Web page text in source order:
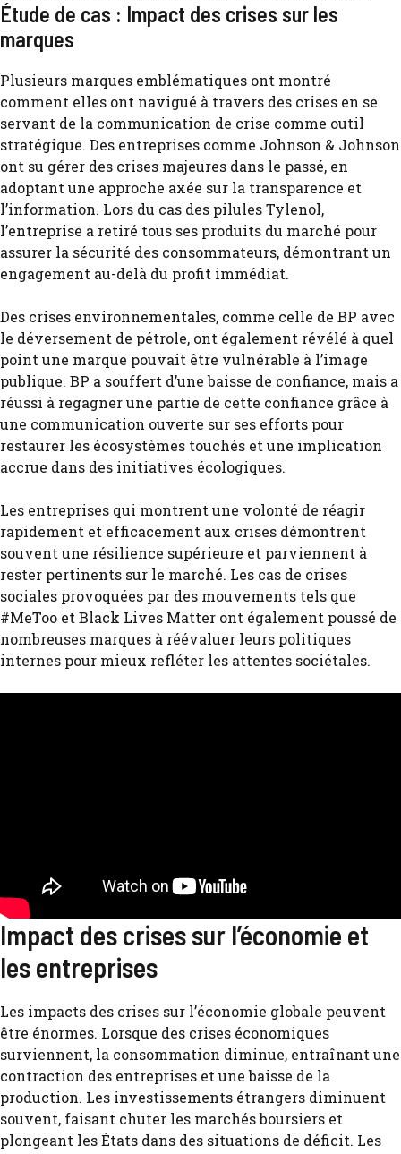
Étude de cas : Impact des crises sur les
marques
Plusieurs marques emblématiques ont montré
comment elles ont navigué à travers des crises en se
servant de la communication de crise comme outil
stratégique. Des entreprises comme Johnson & Johnson
ont su gérer des crises majeures dans le passé, en
adoptant une approche axée sur la transparence et
l’information. Lors du cas des pilules Tylenol,
l’entreprise a retiré tous ses produits du marché pour
assurer la sécurité des consommateurs, démontrant un
engagement au-delà du profit immédiat.
Des crises environnementales, comme celle de BP avec
le déversement de pétrole, ont également révélé à quel
point une marque pouvait être vulnérable à l’image
publique. BP a souffert d’une baisse de confiance, mais a
réussi à regagner une partie de cette confiance grâce à
une communication ouverte sur ses efforts pour
restaurer les écosystèmes touchés et une implication
accrue dans des initiatives écologiques.
Les entreprises qui montrent une volonté de réagir
rapidement et efficacement aux crises démontrent
souvent une résilience supérieure et parviennent à
rester pertinents sur le marché. Les cas de crises
sociales provoquées par des mouvements tels que
#MeToo et Black Lives Matter ont également poussé de
nombreuses marques à réévaluer leurs politiques
internes pour mieux refléter les attentes sociétales.
Impact des crises sur l’économie et
les entreprises
Les impacts des crises sur l’économie globale peuvent
être énormes. Lorsque des crises économiques
surviennent, la consommation diminue, entraînant une
contraction des entreprises et une baisse de la
production. Les investissements étrangers diminuent
souvent, faisant chuter les marchés boursiers et
plongeant les États dans des situations de déficit. Les